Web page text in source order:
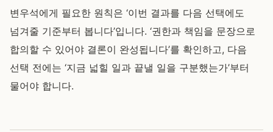
변우석에게 필요한 원칙은 ‘이번 결과를 다음 선택에도
넘겨줄 기준부터 봅니다’입니다. ‘권한과 책임을 문장으로
합의할 수 있어야 결론이 완성됩니다’를 확인하고, 다음
선택 전에는 ‘지금 넓힐 일과 끝낼 일을 구분했는가’부터
물어야 합니다.